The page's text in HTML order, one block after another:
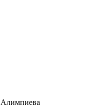
Алимпиева